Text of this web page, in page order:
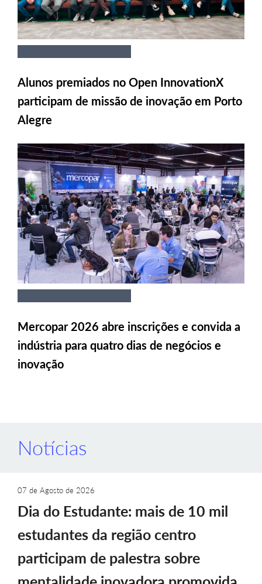
Alunos premiados no Open InnovationX
participam de missão de inovação em Porto
Alegre
Mercopar 2026 abre inscrições e convida a
indústria para quatro dias de negócios e
inovação
Notícias
07 de Agosto de 2026
Dia do Estudante: mais de 10 mil
estudantes da região centro
participam de palestra sobre